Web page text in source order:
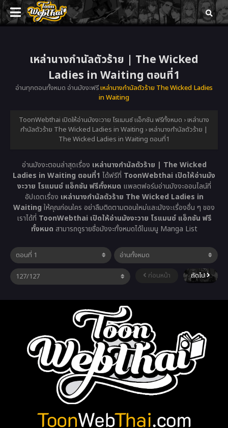
เหล่านางกำนัลตัวร้าย | The Wicked
Ladies in Waiting ตอนที่1
อ่านทุกตอนทั้งหมด อ่านมังงะฟรีเหล่านางกำนัลตัวร้าย The Wicked Ladies
in Waiting
ToonWebthai เปิดให้อ่านมังงะวาย โรแมนซ์ แอ็กชัน ฟรีทั้งหมด › เหล่านาง
กำนัลตัวร้าย The Wicked Ladies in Waiting › เหล่านางกำนัลตัวร้าย |
The Wicked Ladies in Waiting ตอนที่1
อ่านมังงะตอนล่าสุดเรื่อง เหล่านางกำนัลตัวร้าย | The Wicked
Ladies in Waiting ตอนที่1 ได้ฟรีที่ ToonWebthai เปิดให้อ่านมัง
งะวาย โรแมนซ์ แอ็กชัน ฟรีทั้งหมด แพลตฟอร์มอ่านมังงะออนไลน์ที่
อัปเดตเรื่อง เหล่านางกำนัลตัวร้าย The Wicked Ladies in
Waiting ให้คุณก่อนใคร อย่าลืมติดตามตอนใหม่และมังงะเรื่องอื่น ๆ ของ
เราได้ที่ ToonWebthai เปิดให้อ่านมังงะวาย โรแมนซ์ แอ็กชัน ฟรี
ทั้งหมด สามารถดูรายชื่อมังงะทั้งหมดได้ในเมนู Manga List
ก่อนหน้า ถัดไป